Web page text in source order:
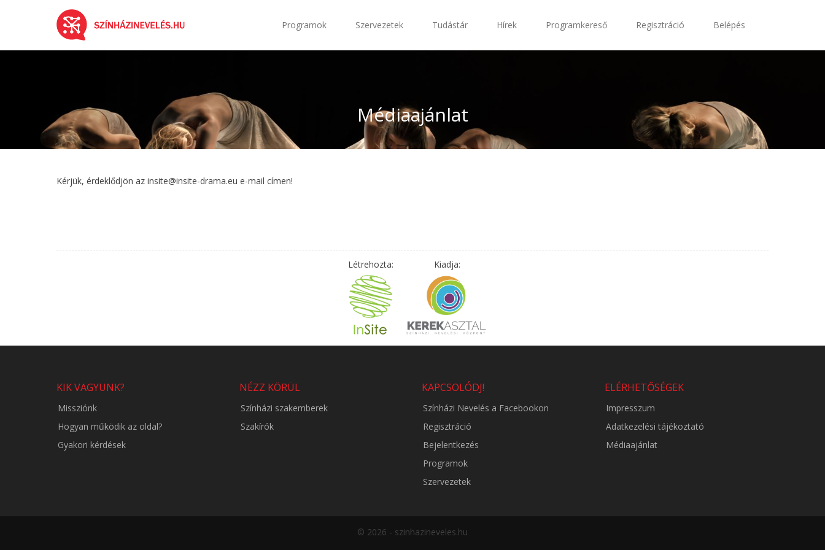
Programok Szervezetek Tudástár Hírek Programkereső Regisztráció Belépés
Médiaajánlat
Kérjük, érdeklődjön az insite@insite-drama.eu e-mail címen!
Létrehozta: Kiadja:
KIK VAGYUNK?
Missziónk
Hogyan működik az oldal?
Gyakori kérdések
NÉZZ KÖRÜL
Színházi szakemberek
Szakírók
KAPCSOLÓDJ!
Színházi Nevelés a Facebookon
Regisztráció
Bejelentkezés
Programok
Szervezetek
ELÉRHETŐSÉGEK
Impresszum
Adatkezelési tájékoztató
Médiaajánlat
© 2026 - szinhazineveles.hu